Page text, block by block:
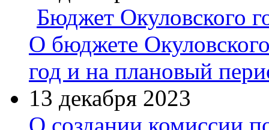
Бюджет Окуловского
О бюджете
год и на плановый
13 декабря 2023
О создании комиссии